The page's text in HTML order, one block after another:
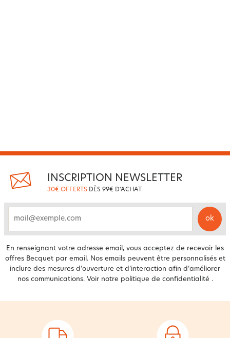
INSCRIPTION NEWSLETTER
30€ OFFERTS DÈS 99€ D'ACHAT
ok
En renseignant votre adresse email, vous acceptez de recevoir les
offres Becquet par email. Nos emails peuvent être personnalisés et
inclure des mesures d’ouverture et d’interaction afin d’améliorer
nos communications. Voir notre politique de confidentialité .